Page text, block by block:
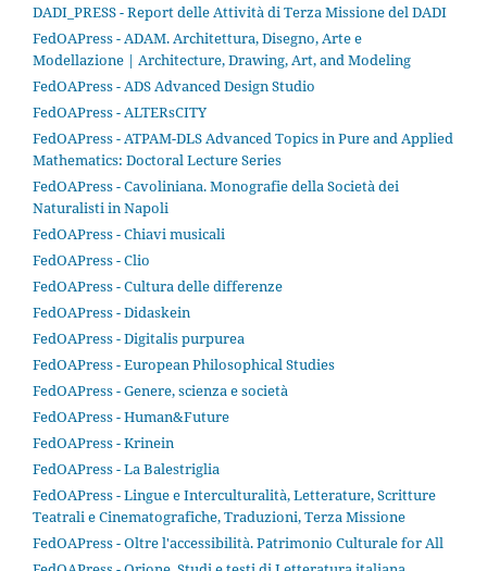
DADI_PRESS - Report delle Attività di Terza Missione del DADI
FedOAPress - ADAM. Architettura, Disegno, Arte e
Modellazione | Architecture, Drawing, Art, and Modeling
FedOAPress - ADS Advanced Design Studio
FedOAPress - ALTERsCITY
FedOAPress - ATPAM-DLS Advanced Topics in Pure and Applied
Mathematics: Doctoral Lecture Series
FedOAPress - Cavoliniana. Monografie della Società dei
Naturalisti in Napoli
FedOAPress - Chiavi musicali
FedOAPress - Clio
FedOAPress - Cultura delle differenze
FedOAPress - Didaskein
FedOAPress - Digitalis purpurea
FedOAPress - European Philosophical Studies
FedOAPress - Genere, scienza e società
FedOAPress - Human&Future
FedOAPress - Krinein
FedOAPress - La Balestriglia
FedOAPress - Lingue e Interculturalità, Letterature, Scritture
Teatrali e Cinematografiche, Traduzioni, Terza Missione
FedOAPress - Oltre l'accessibilità. Patrimonio Culturale for All